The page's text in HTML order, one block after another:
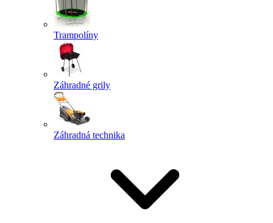
Trampolíny
Záhradné grily
Záhradná technika